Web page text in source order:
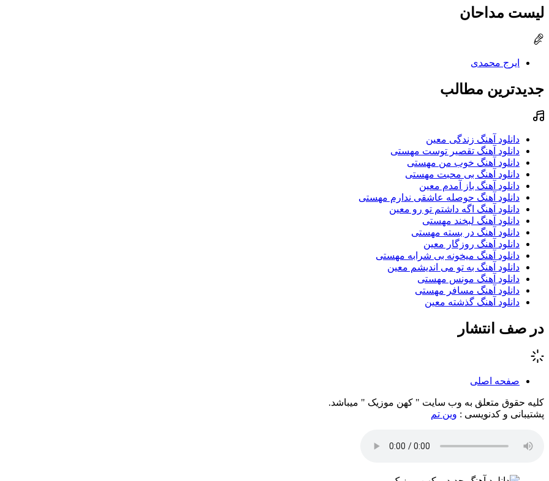
لیست مداحان
ایرج محمدی
جدیدترین مطالب
دانلود آهنگ زندگی معین
دانلود آهنگ تقصیر توست مهستی
دانلود آهنگ خوب من مهستی
دانلود آهنگ بی محبت مهستی
دانلود آهنگ باز آمدم معین
دانلود آهنگ حوصله عاشقی ندارم مهستی
دانلود آهنگ اگه داشتم تو رو معین
دانلود آهنگ لبخند مهستی
دانلود آهنگ در بسته مهستی
دانلود آهنگ روزگار معین
دانلود آهنگ میخونه بی شرابه مهستی
دانلود آهنگ به تو می اندیشم معین
دانلود آهنگ مونس مهستی
دانلود آهنگ مسافر مهستی
دانلود آهنگ گذشته معین
در صف انتشار
صفحه اصلی
کلیه حقوق متعلق به وب سایت " کهن موزیک " میباشد.
پشتیبانی و کدنویسی : وین تم